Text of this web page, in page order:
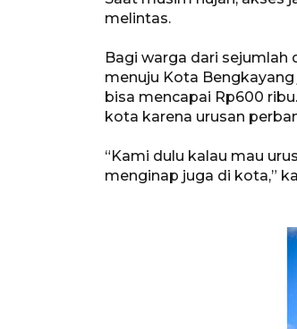
melintas.
Bagi warga dari sejumlah
menuju Kota
bisa mencapai Rp600
kota karena urusan
“Kami dulu kalau mau
menginap juga di kota,”